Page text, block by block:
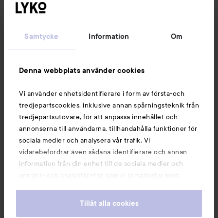
Samtycke Information Om
Denna webbplats använder cookies
Vi använder enhetsidentifierare i form av första-och
tredjepartscookies, inklusive annan spårningsteknik från
tredjepartsutövare, för att anpassa innehållet och
annonserna till användarna, tillhandahålla funktioner för
sociala medier och analysera vår trafik. Vi
vidarebefordrar även sådana identifierare och annan
information från din enhet till de sociala medier och
annons- och analysföretag som vi samarbetar med.
information som du har tillhandahållit eller som de har
Tillåt alla cookies
Du kanske också gillar